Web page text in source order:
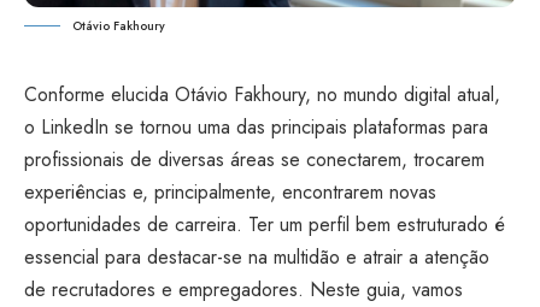
Otávio Fakhoury
Conforme elucida Otávio Fakhoury, no mundo digital atual,
o LinkedIn se tornou uma das principais plataformas para
profissionais de diversas áreas se conectarem, trocarem
experiências e, principalmente, encontrarem novas
oportunidades de carreira. Ter um perfil bem estruturado é
essencial para destacar-se na multidão e atrair a atenção
de recrutadores e empregadores. Neste guia, vamos